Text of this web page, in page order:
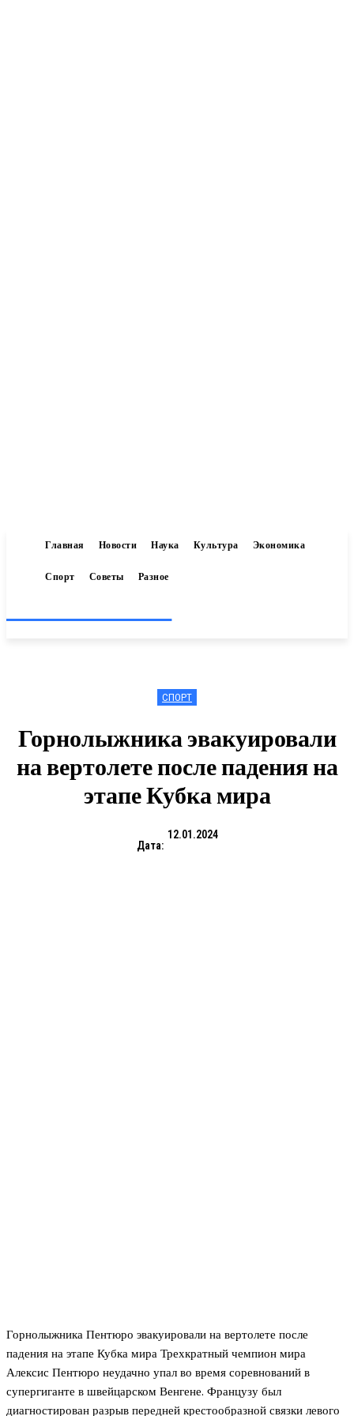
Главная Новости Наука Культура Экономика
Спорт Советы Разное
СПОРТ
Горнолыжника эвакуировали
на вертолете после падения на
этапе Кубка мира
Дата:
12.01.2024
Горнолыжника Пентюро эвакуировали на вертолете после
падения на этапе Кубка мира Трехкратный чемпион мира
Алексис Пентюро неудачно упал во время соревнований в
супергиганте в швейцарском Венгене. Французу был
диагностирован разрыв передней крестообразной связки левого